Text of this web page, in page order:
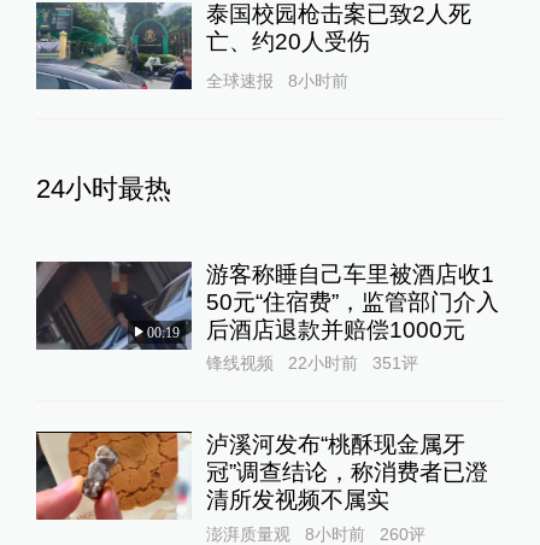
泰国校园枪击案已致2人死
亡、约20人受伤
全球速报 8小时前
24小时最热
00:19
游客称睡自己车里被酒店收1
50元“住宿费”，监管部门介入
后酒店退款并赔偿1000元
锋线视频 22小时前 351评
泸溪河发布“桃酥现金属牙
冠”调查结论，称消费者已澄
清所发视频不属实
澎湃质量观 8小时前 260评